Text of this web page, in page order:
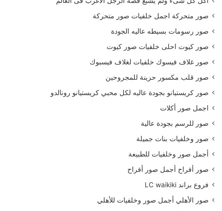
صور متحركة اجمل خلفيات صور متحركة
صور رسومات بسيطه عاليه الجودة
صور كيوت احلى خلفيات صور كيوت
صور غلاف فيسوك خلفيات لغلاف فيسبوك
صور قلب مكسور حزينة للمجروحين
صور كريستيانو بجودة عاليه لكل محبي كريستيانو رونالدو
اجمل صور أكلات
صور للرسم بجودة عالية
صور وخلفيات بنات جميلة
أجمل صور وخلفيات للطبيعة
صور أفراح أجمل صور أفراح
فروع براند LC waikiki
صور الأهلي أجمل صور وخلفيات للأهلي